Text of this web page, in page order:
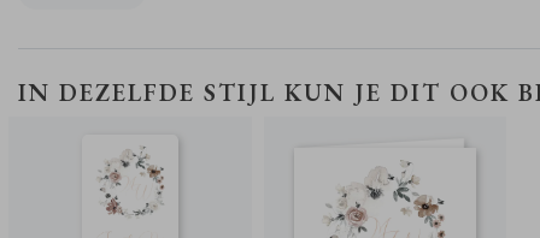
IN DEZELFDE STIJL KUN JE DIT OOK
TROUWKAART